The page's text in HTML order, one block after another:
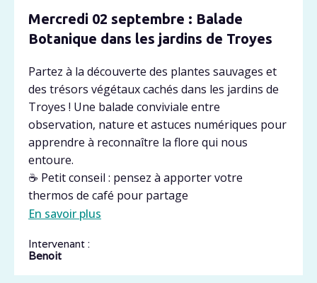
Mercredi 02 septembre : Balade
Botanique dans les jardins de Troyes
Partez à la découverte des plantes sauvages et
des trésors végétaux cachés dans les jardins de
Troyes ! Une balade conviviale entre
observation, nature et astuces numériques pour
apprendre à reconnaître la flore qui nous
entoure.
☕ Petit conseil : pensez à apporter votre
thermos de café pour partage
En savoir plus
Intervenant :
Benoit